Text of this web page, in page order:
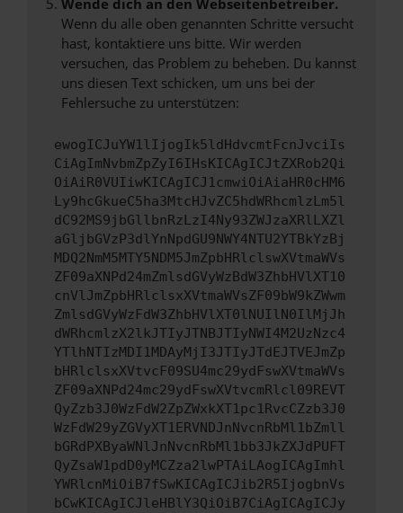
Wende dich an den Webseitenbetreiber.
Wenn du alle oben genannten Schritte versucht
hast, kontaktiere uns bitte. Wir werden
versuchen, das Problem zu beheben. Du kannst
uns diesen Text schicken, um uns bei der
Fehlersuche zu unterstützen:
ewogICJuYW1lIjogIk5ldHdvcmtFcnJvciIs
CiAgImNvbmZpZyI6IHsKICAgICJtZXRob2Qi
OiAiR0VUIiwKICAgICJ1cmwiOiAiaHR0cHM6
Ly9hcGkueC5ha3MtcHJvZC5hdWRhcmlzLm5l
dC92MS9jbGllbnRzLzI4Ny93ZWJzaXRlLXZl
aGljbGVzP3dlYnNpdGU9NWY4NTU2YTBkYzBj
MDQ2NmM5MTY5NDM5JmZpbHRlclswXVtmaWVs
ZF09aXNPd24mZmlsdGVyWzBdW3ZhbHVlXT10
cnVlJmZpbHRlclsxXVtmaWVsZF09bW9kZWwm
ZmlsdGVyWzFdW3ZhbHVlXT0lNUIlN0IlMjJh
dWRhcmlzX2lkJTIyJTNBJTIyNWI4M2UzNzc4
YTlhNTIzMDI1MDAyMjI3JTIyJTdEJTVEJmZp
bHRlclsxXVtvcF09SU4mc29ydFswXVtmaWVs
ZF09aXNPd24mc29ydFswXVtvcmRlcl09REVT
QyZzb3J0WzFdW2ZpZWxkXT1pc1RvcCZzb3J0
WzFdW29yZGVyXT1ERVNDJnNvcnRbMl1bZmll
bGRdPXByaWNlJnNvcnRbMl1bb3JkZXJdPUFT
QyZsaW1pdD0yMCZza2lwPTAiLAogICAgImhl
YWRlcnMiOiB7fSwKICAgICJib2R5IjogbnVs
bCwKICAgICJleHBlY3QiOiB7CiAgICAgICJy